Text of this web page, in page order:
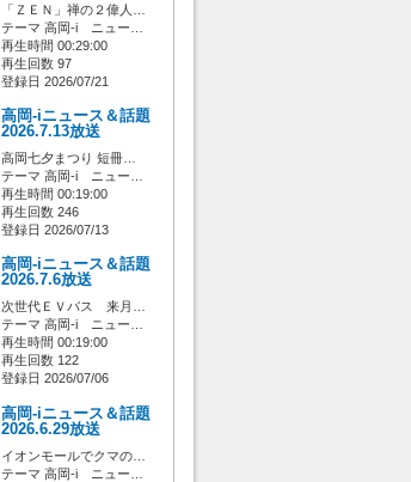
「ＺＥＮ」禅の２偉人…
テーマ 高岡-i ニュー…
再生時間 00:29:00
再生回数 97
登録日 2026/07/21
高岡-iニュース＆話題
2026.7.13放送
高岡七夕まつり 短冊…
テーマ 高岡-i ニュー…
再生時間 00:19:00
再生回数 246
登録日 2026/07/13
高岡-iニュース＆話題
2026.7.6放送
次世代ＥＶバス 来月…
テーマ 高岡-i ニュー…
再生時間 00:19:00
再生回数 122
登録日 2026/07/06
高岡-iニュース＆話題
2026.6.29放送
イオンモールでクマの…
テーマ 高岡-i ニュー…